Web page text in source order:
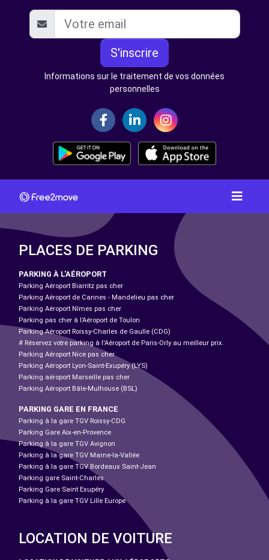
S'inscrire
Informations sur le traitement de vos données
personnelles
PLACES DE PARKING
PARKING À L'AÉROPORT
Parking Aéroport Biarritz pas cher
Parking Aéroport de Cannes - Mandelieu pas cher
Parking Aéroport Nîmes pas cher
Parking pas cher à l’Aéroport de Toulon
Parking Aéroport Roissy-Charles de Gaulle (CDG)
# Réservez votre parking à l'Aéroport de Paris-Orly au meilleur prix.
Parking Aéroport Nice pas cher
Parking Aéroport Lyon-Saint-Exupéry (LYS)
Parking aéroport Marseille pas cher
Parking Aéroport Bâle-Mulhouse (BSL)
PARKING GARE EN FRANCE
Parking à la gare TGV Roissy-CDG
Parking Gare Aix-en-Provence
Parking à la gare TGV Avignon
Parking à la gare TGV Marne-la-Vallée
Parking à la gare TGV Bordeaux Saint-Jean
Parking gare Saint-Charles
Parking Gare Saint Exupéry
Parking à la gare TGV Lille Europe
LOCATION DE VOITURE